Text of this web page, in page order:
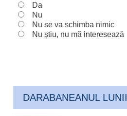
Da
Nu
Nu se va schimba nimic
Nu știu, nu mă interesează
DARABANEANUL LUNII